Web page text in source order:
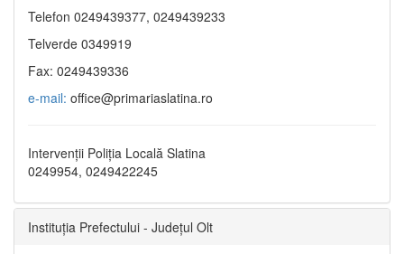
Telefon 0249439377, 0249439233
Telverde 0349919
Fax: 0249439336
e-mail: office@primariaslatina.ro
Intervenții Poliția Locală Slatina
0249954, 0249422245
Instituția Prefectului - Județul Olt